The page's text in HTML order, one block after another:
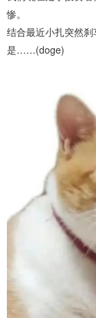
惨。
结合最近小扎突然
是……(doge)